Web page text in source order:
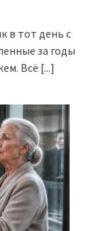
в тот день с
за годы
Всё [...]